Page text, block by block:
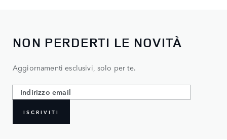
NON PERDERTI LE NOVITÀ
Aggiornamenti esclusivi, solo per te.
ISCRIVITI